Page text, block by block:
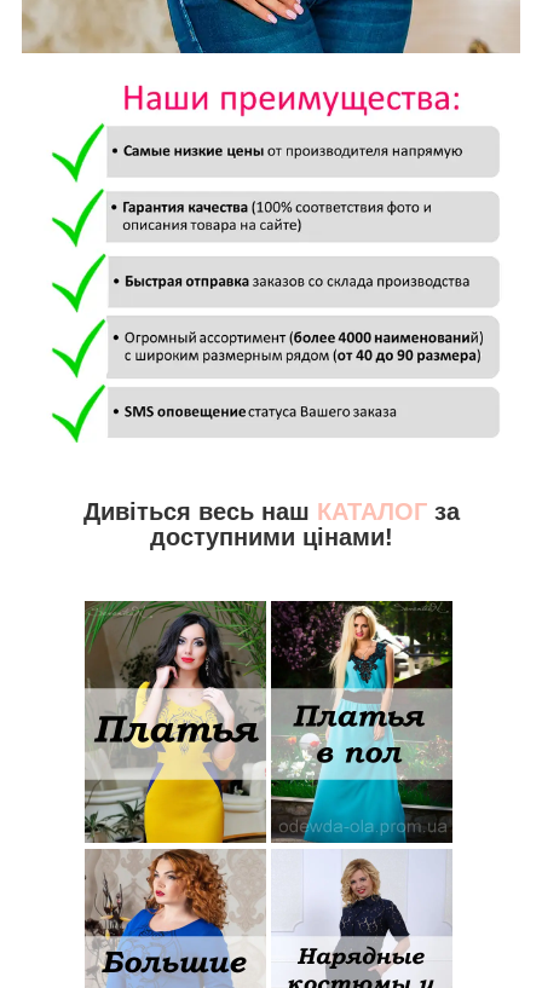
Дивіться весь наш КАТАЛОГза
доступними цінами!